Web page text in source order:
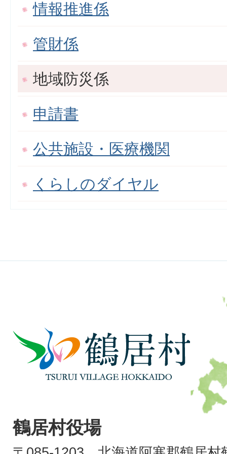
情報推進係
管財係
地域防災係
申請書
公共施設・医療機関
くらしのダイヤル
鶴
VILLAGE
HOKKAIDO
鶴居村役場